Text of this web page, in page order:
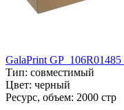
GalaPrint
Тип: совместимый
Цвет: черный
Ресурс, объем: 2000 стр